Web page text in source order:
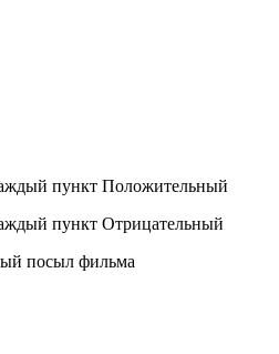
пункт Положительный
пункт Отрицательный
посыл фильма